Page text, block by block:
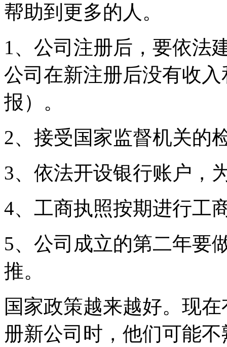
帮助到更多的人。
1、公司注册后，要依法
公司在新注册后没有收
报）。
2、接受国家监督机关的
3、依法开设银行账户，
4、工商执照按期进行工
5、公司成立的第二年要
推。
国家政策越来越好。现
册新公司时，他们可能